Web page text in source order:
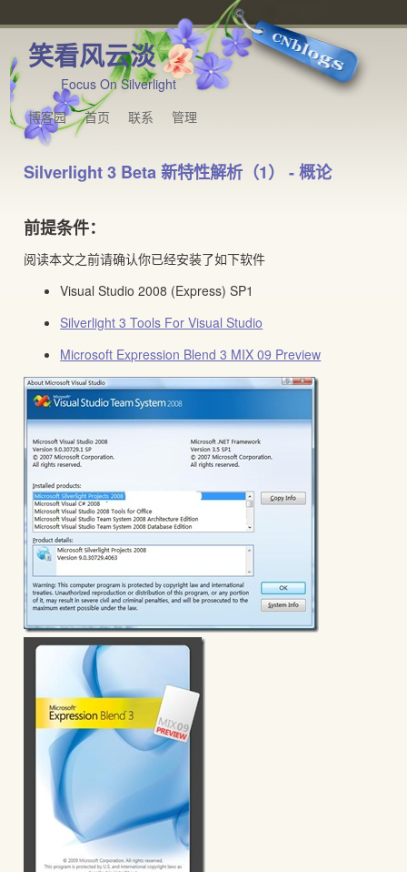
笑看风云淡
Focus On Silverlight
博客园
首页 联系 管理
Silverlight 3 Beta 新特性解析（1） - 概论
前提条件：
阅读本文之前请确认你已经安装了如下软件
Visual Studio 2008 (Express) SP1
Silverlight 3 Tools For Visual Studio
Microsoft Expression Blend 3 MIX 09 Preview